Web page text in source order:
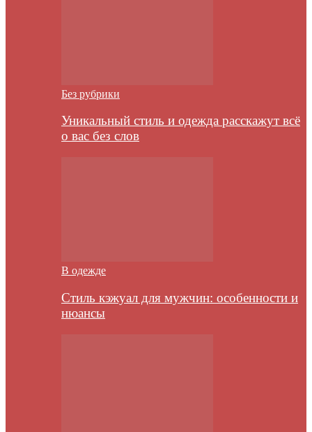
Без рубрики
Уникальный стиль и одежда расскажут всё
о вас без слов
В одежде
Стиль кэжуал для мужчин: особенности и
нюансы